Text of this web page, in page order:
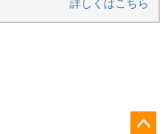
詳しくはこちら